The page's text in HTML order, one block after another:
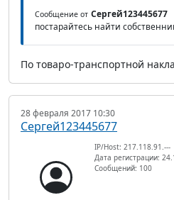
Сообщение от Сергей123445677
постарайтесь найти
По товаро-транспортной
28 февраля 2017 10:30
Сергей123445677
IP/Host: 217.118.91.---
Дата регистрации:
Сообщений: 100